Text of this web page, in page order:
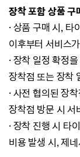
장착 포함 상품 구
· 상품 구매 시, 타
이후부터 서비스
· 장착 일정 확정
장착점 또는 장착
· 사전 협의된 장
장착점 방문 시 서
· 장착 진행 시 타
비용 발생 시, 제